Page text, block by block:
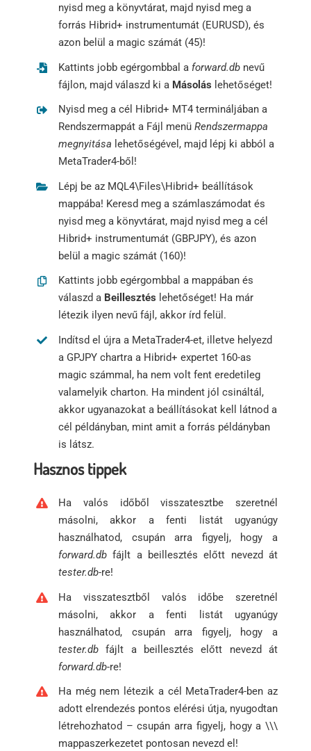
nyisd meg a könyvtárat, majd nyisd meg a
forrás Hibrid+ instrumentumát (EURUSD), és
azon belül a magic számát (45)!
Kattints jobb egérgombbal a forward.db nevű
fájlon, majd válaszd ki a Másolás lehetőséget!
Nyisd meg a cél Hibrid+ MT4 termináljában a
Rendszermappát a Fájl menü Rendszermappa
megnyitása lehetőségével, majd lépj ki abból a
MetaTrader4-ből!
Lépj be az MQL4\Files\Hibrid+ beállítások
mappába! Keresd meg a számlaszámodat és
nyisd meg a könyvtárat, majd nyisd meg a cél
Hibrid+ instrumentumát (GBPJPY), és azon
belül a magic számát (160)!
Kattints jobb egérgombbal a mappában és
válaszd a Beillesztés lehetőséget! Ha már
létezik ilyen nevű fájl, akkor írd felül.
Indítsd el újra a MetaTrader4-et, illetve helyezd
a GPJPY chartra a Hibrid+ expertet 160-as
magic számmal, ha nem volt fent eredetileg
valamelyik charton. Ha mindent jól csináltál,
akkor ugyanazokat a beállításokat kell látnod a
cél példányban, mint amit a forrás példányban
is látsz.
Hasznos tippek
Ha valós időből visszatesztbe szeretnél
másolni, akkor a fenti listát ugyanúgy
használhatod, csupán arra figyelj, hogy a
forward.db fájlt a beillesztés előtt nevezd át
tester.db-re!
Ha visszatesztből valós időbe szeretnél
másolni, akkor a fenti listát ugyanúgy
használhatod, csupán arra figyelj, hogy a
tester.db fájlt a beillesztés előtt nevezd át
forward.db-re!
Ha még nem létezik a cél MetaTrader4-ben az
adott elrendezés pontos elérési útja, nyugodtan
létrehozhatod – csupán arra figyelj, hogy a \\\
mappaszerkezetet pontosan nevezd el!